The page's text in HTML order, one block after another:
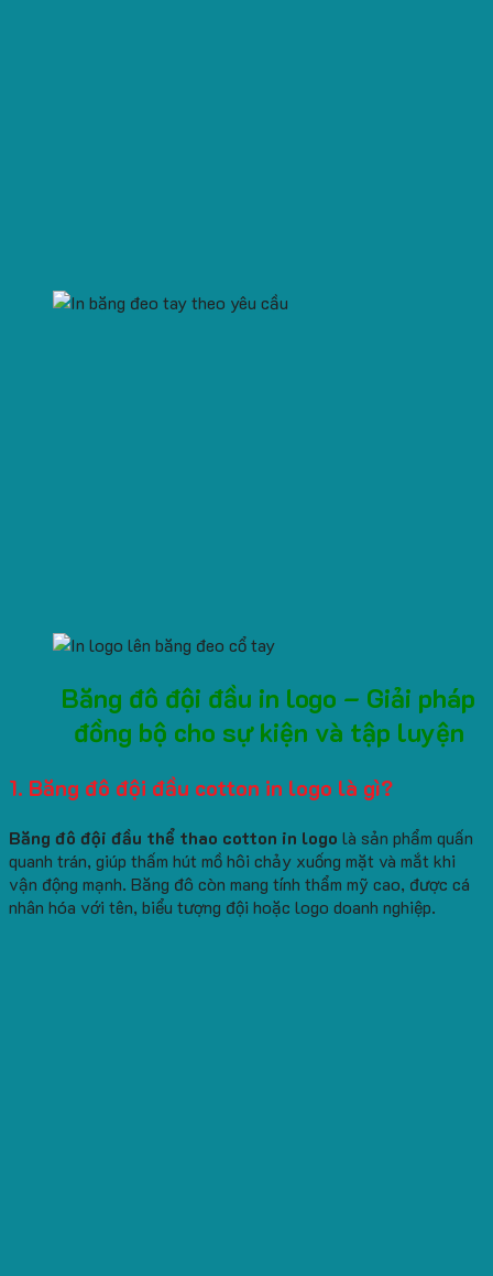
Băng đô đội đầu in logo – Giải pháp
đồng bộ cho sự kiện và tập luyện
1. Băng đô đội đầu cotton in logo là gì?
Băng đô đội đầu thể thao cotton in logo là sản phẩm quấn
quanh trán, giúp thấm hút mồ hôi chảy xuống mặt và mắt khi
vận động mạnh. Băng đô còn mang tính thẩm mỹ cao, được cá
nhân hóa với tên, biểu tượng đội hoặc logo doanh nghiệp.